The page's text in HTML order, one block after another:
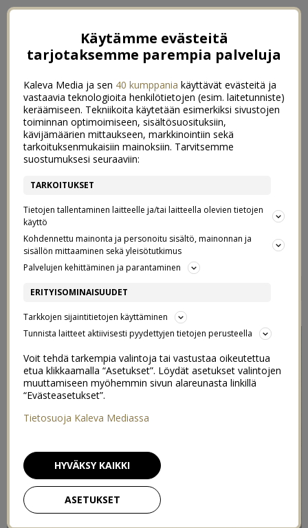
MAKARONILAATIKKOHAASTE
Käytämme evästeitä
tarjotaksemme parempia palveluja
Kaleva Media ja sen 40 kumppania käyttävät evästeitä ja
vastaavia teknologioita henkilötietojen (esim. laitetunniste)
keräämiseen. Tekniikoita käytetään esimerkiksi sivustojen
toiminnan optimoimiseen, sisältösuosituksiin,
kävijämäärien mittaukseen, markkinointiin sekä
tarkoituksenmukaisiin mainoksiin. Tarvitsemme
suostumuksesi seuraaviin:
TARKOITUKSET
Tietojen tallentaminen laitteelle ja/tai laitteella olevien tietojen
käyttö
Kohdennettu mainonta ja personoitu sisältö, mainonnan ja
sisällön mittaaminen sekä yleisötutkimus
Palvelujen kehittäminen ja parantaminen
ERITYISOMINAISUUDET
Tarkkojen sijaintitietojen käyttäminen
Tunnista laitteet aktiivisesti pyydettyjen tietojen perusteella
Voit tehdä tarkempia valintoja tai vastustaa oikeutettua
etua klikkaamalla “Asetukset”. Löydät asetukset valintojen
muuttamiseen myöhemmin sivun alareunasta linkillä
“Evästeasetukset”.
Tietosuoja Kaleva Mediassa
ASETUKSET
HYVÄKSY KAIKKI